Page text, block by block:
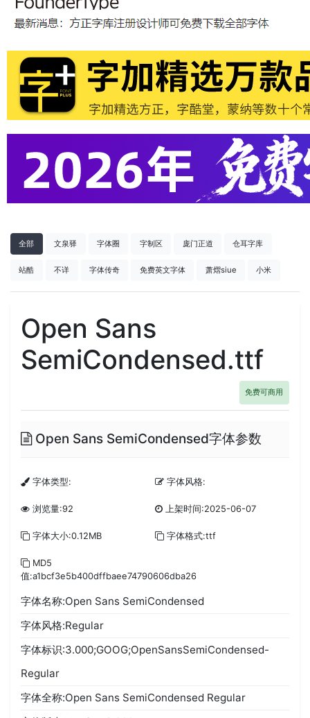
全部 文泉驿 字体圈 字制区 庞门正道 仓耳字库
站酷 不详 字体传奇 免费英文字体 萧熠siue 小米
Open Sans
SemiCondensed.ttf
免费可商用
Open Sans SemiCondensed字体参数
字体类型: 字体风格:
浏览量:92 上架时间:2025-06-07
字体大小:0.12MB 字体格式:ttf
MD5
值:a1bcf3e5b400dffbaee74790606dba26
字体名称:Open Sans SemiCondensed
字体风格:Regular
字体标识:3.000;GOOG;OpenSansSemiCondensed-
Regular
字体全称:Open Sans SemiCondensed Regular